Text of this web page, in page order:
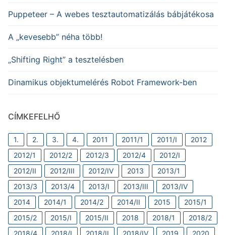
Puppeteer – A webes tesztautomatizálás bábjátékosa
A „kevesebb” néha több!
„Shifting Right” a tesztelésben
Dinamikus objektumelérés Robot Framework-ben
CÍMKEFELHŐ
1. 2. 3. 4. 2011 2011/1 2011/I
2012
2012/1
2012/2 2012/3 2012/4
2012/I
2012/II
2012/III 2012/IV 2013
2013/1
2013/3
2013/4 2013/I 2013/III
2013/IV
2014
2014/1 2014/2 2014/II 2015
2015/1
2015/2
2015/I 2015/II 2018 2018/1
2018/2
2018/4
2018/I 2018/II 2018/IV 2019 2020